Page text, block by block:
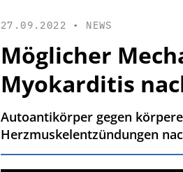
27.09.2022 • NEWS
Möglicher
Myokarditis
Autoantikörper gegen
Herzmuskelentzündungen